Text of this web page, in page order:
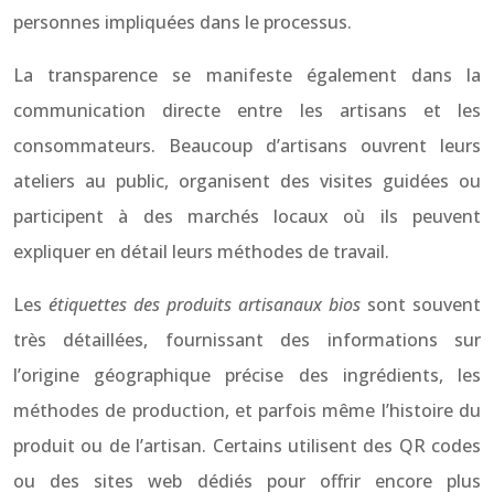
personnes impliquées dans le processus.
La transparence se manifeste également dans la
communication directe entre les artisans et les
consommateurs. Beaucoup d’artisans ouvrent leurs
ateliers au public, organisent des visites guidées ou
participent à des marchés locaux où ils peuvent
expliquer en détail leurs méthodes de travail.
Les étiquettes des produits artisanaux bios sont souvent
très détaillées, fournissant des informations sur
l’origine géographique précise des ingrédients, les
méthodes de production, et parfois même l’histoire du
produit ou de l’artisan. Certains utilisent des QR codes
ou des sites web dédiés pour offrir encore plus